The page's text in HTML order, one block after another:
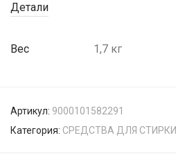
Детали
Вес 1,7 кг
Артикул: 9000101582291
Категория: СРЕДСТВА ДЛЯ СТИРКИ